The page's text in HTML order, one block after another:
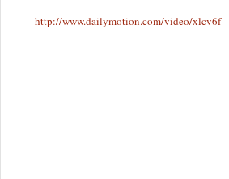
http://www.dailymotion.com/video/xlcv6f